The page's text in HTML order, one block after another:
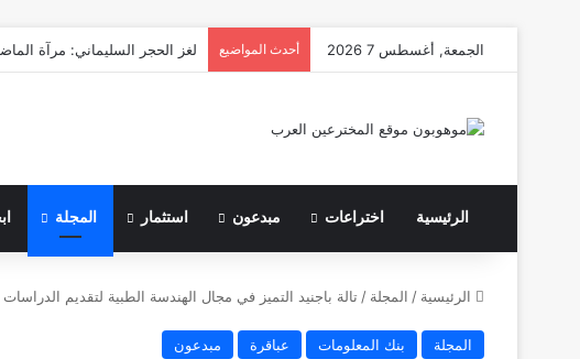
الجمعة, أغسطس 7 2026 أحدث المواضيع لغز الحجر السليماني: مرآة
الرئيسية اختراعات مبدعون استثمار المجلة
الرئيسية / المجلة / تالة باجنيد التميز في مجال الهندسة الطبية لتقديم الدراسات
المجلة بنك المعلومات عباقرة مبدعون